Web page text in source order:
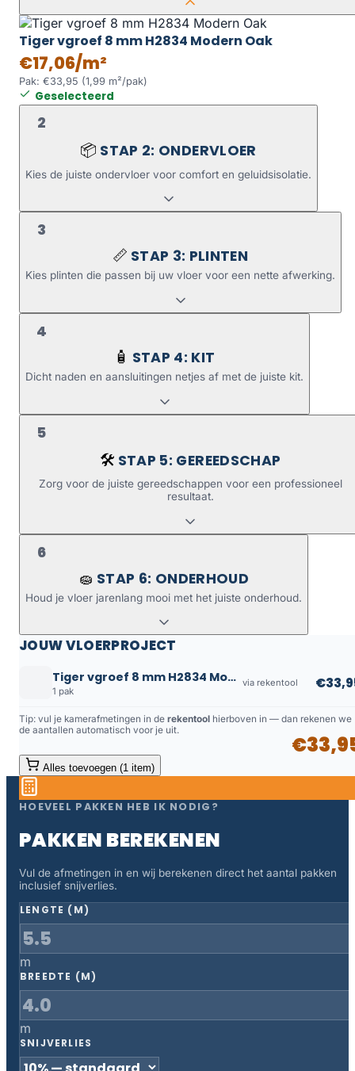
Tiger vgroef 8 mm H2834 Modern Oak
€17,06/m²
Pak: €33,95 (1,99 m²/pak)
Geselecteerd
2
📦 STAP 2: ONDERVLOER
Kies de juiste ondervloer voor comfort en geluidsisolatie.
3
📏 STAP 3: PLINTEN
Kies plinten die passen bij uw vloer voor een nette afwerking.
4
🧴 STAP 4: KIT
Dicht naden en aansluitingen netjes af met de juiste kit.
5
🛠️ STAP 5: GEREEDSCHAP
Zorg voor de juiste gereedschappen voor een professioneel
resultaat.
6
🧽 STAP 6: ONDERHOUD
Houd je vloer jarenlang mooi met het juiste onderhoud.
JOUW VLOERPROJECT
Tiger vgroef 8 mm H2834 Modern Oak
1 pak
via rekentool
Tip: vul je kamerafmetingen in de rekentool hierboven in — dan rekenen we
de aantallen automatisch voor je uit.
Alles toevoegen (1 item)
HOEVEEL PAKKEN HEB IK NODIG?
PAKKEN BEREKENEN
Vul de afmetingen in en wij berekenen direct het aantal pakken
inclusief snijverlies.
LENGTE (M)
m
BREEDTE (M)
m
SNIJVERLIES